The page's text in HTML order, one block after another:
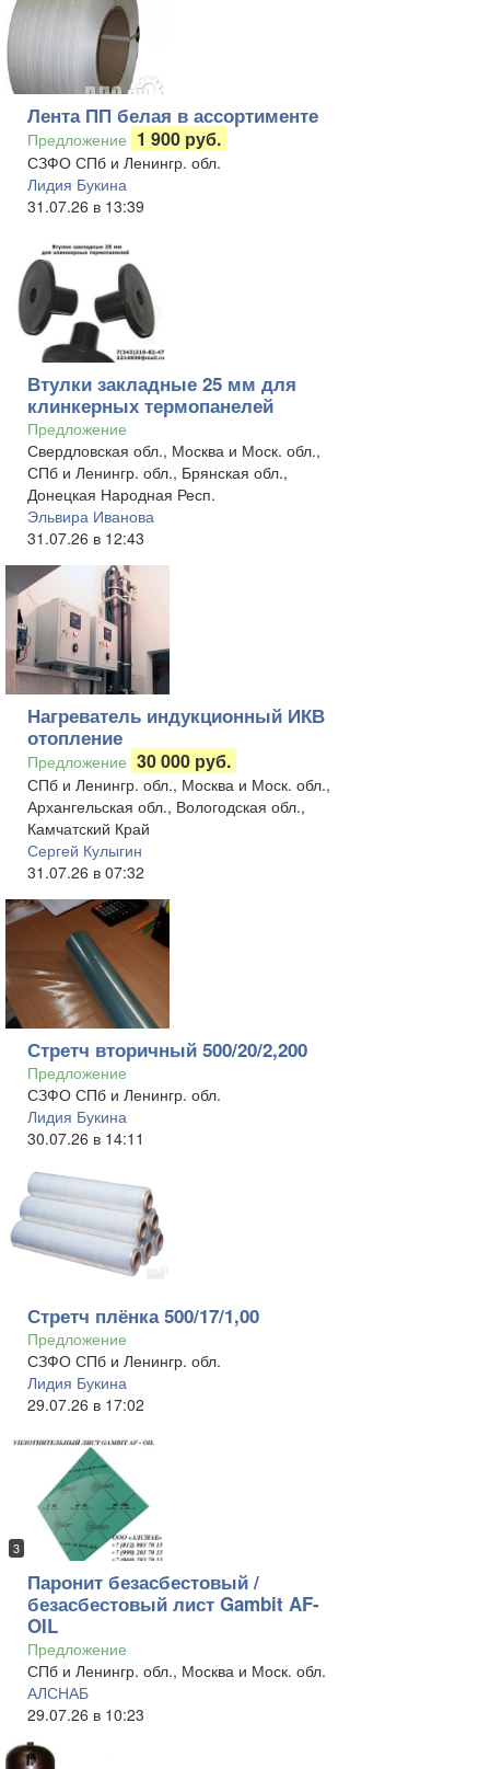
Лента ПП белая в ассортименте
Предложение 1 900 руб.
СЗФО СПб и Ленингр. обл.
Лидия Букина
31.07.26 в 13:39
Втулки закладные 25 мм для
клинкерных термопанелей
Предложение
Свердловская обл., Москва и Моск. обл.,
СПб и Ленингр. обл., Брянская обл.,
Донецкая Народная Респ.
Эльвира Иванова
31.07.26 в 12:43
Нагреватель индукционный ИКВ
отопление
Предложение 30 000 руб.
СПб и Ленингр. обл., Москва и Моск. обл.,
Архангельская обл., Вологодская обл.,
Камчатский Край
Сергей Кулыгин
31.07.26 в 07:32
Стретч вторичный 500/20/2,200
Предложение
СЗФО СПб и Ленингр. обл.
Лидия Букина
30.07.26 в 14:11
Стретч плёнка 500/17/1,00
Предложение
СЗФО СПб и Ленингр. обл.
Лидия Букина
29.07.26 в 17:02
3
Паронит безасбестовый /
безасбестовый лист Gambit AF-
OIL
Предложение
СПб и Ленингр. обл., Москва и Моск. обл.
АЛСНАБ
29.07.26 в 10:23